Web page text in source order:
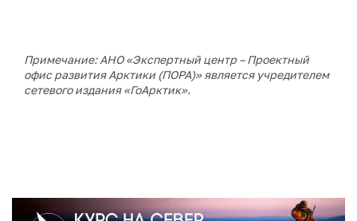
Примечание: АНО «Экспертный центр – Проектный
офис развития Арктики (ПОРА)» является учредителем
сетевого издания «ГоАрктик».